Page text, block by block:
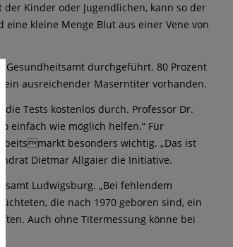
Kinder oder Jugendlichen, kann so der
kleine Menge Blut aus einer Vene von
Gesundheitsamt durchgeführt. 80 Prozent
ein ausreichender Maserntiter vorhanden.
Tests kostenlos durch. Professor Dr.
einfach wie möglich helfen.“ Für
besonders wichtig. „Das ist
Dietmar Allgaier die Initiative.
Ludwigsburg. „Bei fehlendem
die nach 1970 geboren sind, ein
Auch ohne Titermessung könne bei